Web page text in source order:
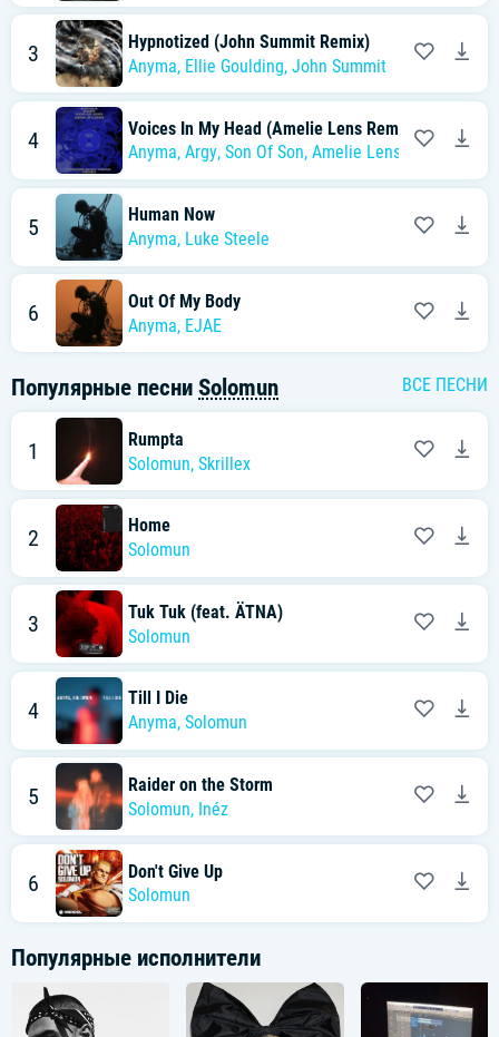
3
Hypnotized (John Summit Remix)
Anyma, Ellie Goulding, John Summit
4
Voices In My Head (Amelie Lens Remix)
Anyma, Argy, Son Of Son, Amelie Lens
5
Human Now
Anyma, Luke Steele
6
Out Of My Body
Anyma, EJAE
Популярные песни Solomun ВСЕ ПЕСНИ
1
Rumpta
Solomun, Skrillex
2
Home
Solomun
3
Tuk Tuk (feat. ÄTNA)
Solomun
4
Till I Die
Anyma, Solomun
5
Raider on the Storm
Solomun, Inéz
6
Don't Give Up
Solomun
Популярные исполнители